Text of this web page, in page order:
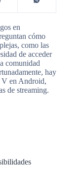
en
cómo
como las
de acceder
comunidad
hay
V en Android,
de streaming.